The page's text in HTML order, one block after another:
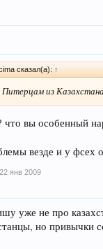
сказал(а): ↑
Питерцам из
что вы особенный
везде и у фсех
22 янв 2009
уже не про
но привычки